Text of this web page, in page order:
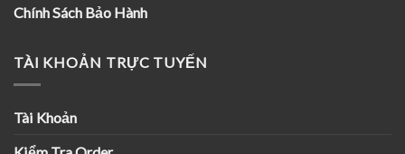
Chính Sách Bảo Hành
TÀI KHOẢN TRỰC TUYẾN
Tài Khoản